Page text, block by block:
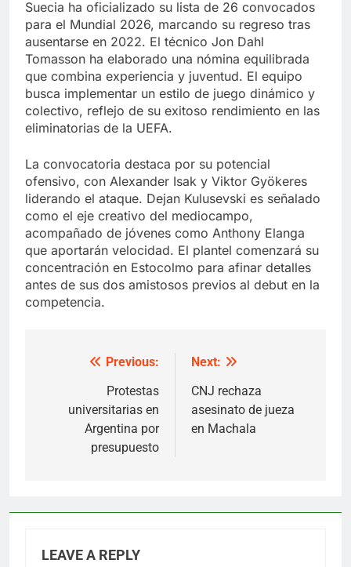
Suecia ha oficializado su lista de 26 convocados
para el Mundial 2026, marcando su regreso tras
ausentarse en 2022. El técnico Jon Dahl
Tomasson ha elaborado una nómina equilibrada
que combina experiencia y juventud. El equipo
busca implementar un estilo de juego dinámico y
colectivo, reflejo de su exitoso rendimiento en las
eliminatorias de la UEFA.
La convocatoria destaca por su potencial
ofensivo, con Alexander Isak y Viktor Gyökeres
liderando el ataque. Dejan Kulusevski es señalado
como el eje creativo del mediocampo,
acompañado de jóvenes como Anthony Elanga
que aportarán velocidad. El plantel comenzará su
concentración en Estocolmo para afinar detalles
antes de sus dos amistosos previos al debut en la
competencia.
navigation
Previous:
Protestas
universitarias en
Argentina por
presupuesto
Next:
CNJ rechaza
asesinato de jueza
en Machala
LEAVE A REPLY